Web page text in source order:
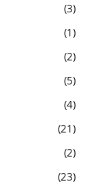
3
1
2
5
4
21
2
23